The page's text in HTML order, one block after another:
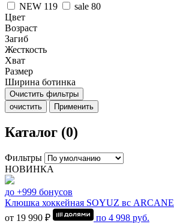
NEW 119 sale 80
Цвет
Возраст
Загиб
Жесткость
Хват
Размер
Ширина ботинка
Очистить фильтры
очистить
Применить
Каталог (0)
Фильтры
НОВИНКА
до +999 бонусов
Клюшка хоккейная SOYUZ вс ARCANE
от 19 990 ₽
по 4 998 руб.